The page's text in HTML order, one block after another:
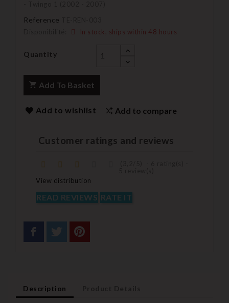
Reference
In stock, ships within 48 hours
Quantity
Add To Basket
Add to wishlist Add to compare
Customer ratings and reviews
View distribution
READ REVIEWS RATE IT
Description